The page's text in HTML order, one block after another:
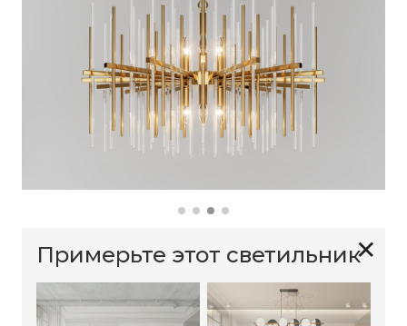
✕
Примерьте этот светильник